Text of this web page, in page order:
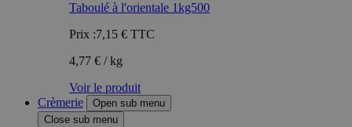
Taboulé à l'orientale 1kg500
Prix :7,15 € TTC
4,77 € / kg
Voir le produit
Crèmerie
Open sub menu
Close sub menu